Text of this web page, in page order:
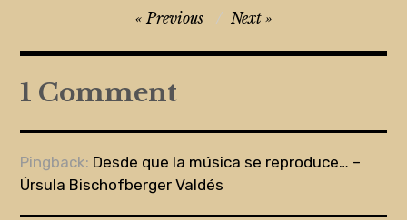
Navegación
de
entradas
Previous Next
1 Comment
Pingback: Desde que la música se reproduce… –
Úrsula Bischofberger Valdés